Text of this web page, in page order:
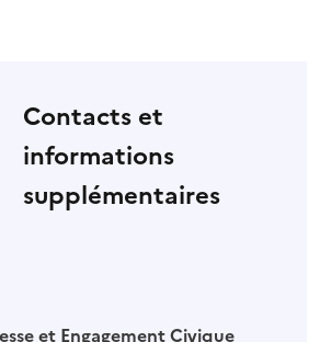
Contacts et
informations
supplémentaires
et Engagement Civique